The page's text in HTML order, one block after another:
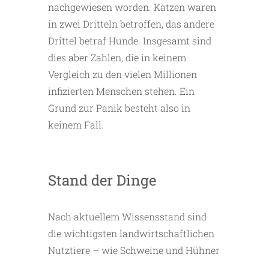
nachgewiesen worden. Katzen waren
in zwei Dritteln betroffen, das andere
Drittel betraf Hunde. Insgesamt sind
dies aber Zahlen, die in keinem
Vergleich zu den vielen Millionen
infizierten Menschen stehen. Ein
Grund zur Panik besteht also in
keinem Fall.
Stand der Dinge
Nach aktuellem Wissensstand sind
die wichtigsten landwirtschaftlichen
Nutztiere – wie Schweine und Hühner